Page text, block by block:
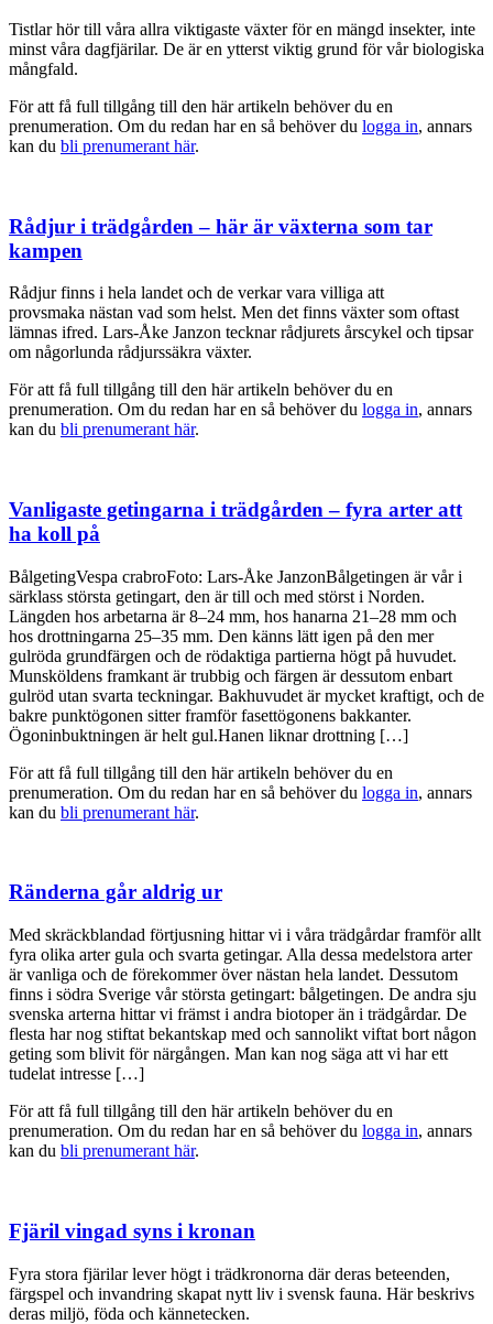
Tistlar hör till våra allra viktigaste växter för en mängd insekter, inte
minst våra dagfjärilar. De är en ytterst viktig grund för vår biologiska
mångfald.
För att få full tillgång till den här artikeln behöver du en
prenumeration. Om du redan har en så behöver du logga in, annars
kan du bli prenumerant här.
Rådjur i trädgården – här är växterna som tar
kampen
Rådjur finns i hela landet och de verkar vara villiga att
provsmaka nästan vad som helst. Men det finns växter som oftast
lämnas ifred. Lars-Åke Janzon tecknar rådjurets årscykel och tipsar
om någorlunda rådjurssäkra växter.
För att få full tillgång till den här artikeln behöver du en
prenumeration. Om du redan har en så behöver du logga in, annars
kan du bli prenumerant här.
Vanligaste getingarna i trädgården – fyra arter att
ha koll på
BålgetingVespa crabroFoto: Lars-Åke JanzonBålgetingen är vår i
särklass största getingart, den är till och med störst i Norden.
Längden hos arbetarna är 8–24 mm, hos hanarna 21–28 mm och
hos drottningarna 25–35 mm. Den känns lätt igen på den mer
gulröda grundfärgen och de rödaktiga partierna högt på huvudet.
Munsköldens framkant är trubbig och färgen är dessutom enbart
gulröd utan svarta teckningar. Bakhuvudet är mycket kraftigt, och de
bakre punktögonen sitter framför fasettögonens bakkanter.
Ögoninbuktningen är helt gul.Hanen liknar drottning […]
För att få full tillgång till den här artikeln behöver du en
prenumeration. Om du redan har en så behöver du logga in, annars
kan du bli prenumerant här.
Ränderna går aldrig ur
Med skräckblandad förtjusning hittar vi i våra trädgårdar framför allt
fyra olika arter gula och svarta getingar. Alla dessa medelstora arter
är vanliga och de förekommer över nästan hela landet. Dessutom
finns i södra Sverige vår största getingart: bålgetingen. De andra sju
svenska arterna hittar vi främst i andra biotoper än i trädgårdar. De
flesta har nog stiftat bekantskap med och sannolikt viftat bort någon
geting som blivit för närgången. Man kan nog säga att vi har ett
tudelat intresse […]
För att få full tillgång till den här artikeln behöver du en
prenumeration. Om du redan har en så behöver du logga in, annars
kan du bli prenumerant här.
Fjäril vingad syns i kronan
Fyra stora fjärilar lever högt i trädkronorna där deras beteenden,
färgspel och invandring skapat nytt liv i svensk fauna. Här beskrivs
deras miljö, föda och kännetecken.